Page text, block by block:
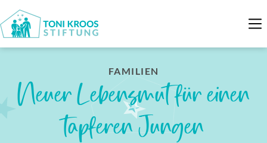
FAMILIEN
Neuer Lebensmut für einen
tapferen Jungen